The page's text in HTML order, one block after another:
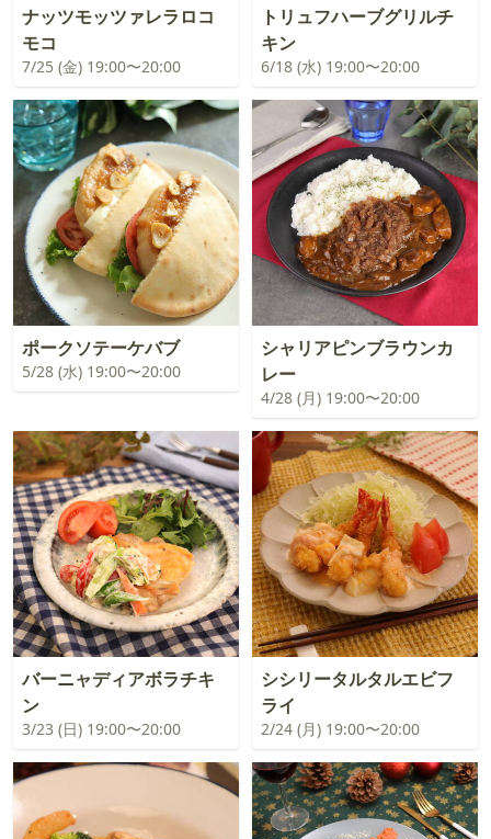
ナッツモッツァレラロコ
モコ
7/25 (金) 19:00〜20:00
トリュフハーブグリルチ
キン
6/18 (水) 19:00〜20:00
ポークソテーケバブ
5/28 (水) 19:00〜20:00
シャリアピンブラウンカ
レー
4/28 (月) 19:00〜20:00
バーニャディアボラチキ
ン
3/23 (日) 19:00〜20:00
シシリータルタルエビフ
ライ
2/24 (月) 19:00〜20:00